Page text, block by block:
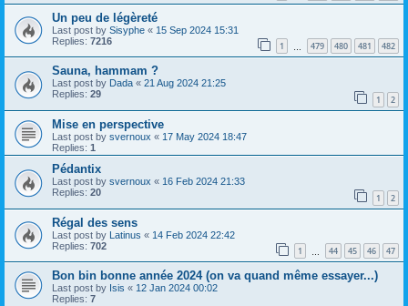
Un peu de légèreté
Last post by Sisyphe « 15 Sep 2024 15:31
Replies: 7216 1 479 480 481 482
Sauna, hammam ?
Last post by Dada « 21 Aug 2024 21:25
Replies: 29 1 2
Mise en perspective
Last post by svernoux « 17 May 2024 18:47
Replies: 1
Pédantix
Last post by svernoux « 16 Feb 2024 21:33
Replies: 20 1 2
Régal des sens
Last post by Latinus « 14 Feb 2024 22:42
Replies: 702 1 44 45 46 47
Bon bin bonne année 2024 (on va quand même essayer...)
Last post by Isis « 12 Jan 2024 00:02
Replies: 7